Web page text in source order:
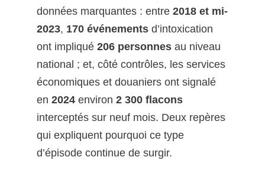
données marquantes : entre2018 et mi-
2023, 170 événements d’intoxication
ont impliqué206 personnes au niveau
national ; et, côté contrôles, les services
économiques et douaniers ont signalé
en2024 environ2 300 flacons
interceptés sur neuf mois. Deux repères
qui expliquent pourquoi ce type
d’épisode continue de surgir.